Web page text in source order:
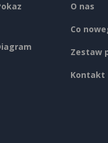
O nas
Co
Zestaw
Kontakt